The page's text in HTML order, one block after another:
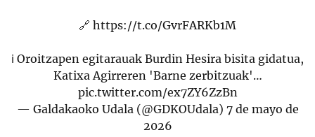
🔗 https://t.co/GvrFARKb1M
ℹ️ Oroitzapen egitarauak Burdin Hesira bisita gidatua,
Katixa Agirreren 'Barne zerbitzuak'…
pic.twitter.com/ex7ZY6ZzBn
— Galdakaoko Udala (@GDKOUdala) 7 de mayo de
2026